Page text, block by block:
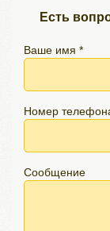
Есть
Ваше имя *
Номер
Сообщение